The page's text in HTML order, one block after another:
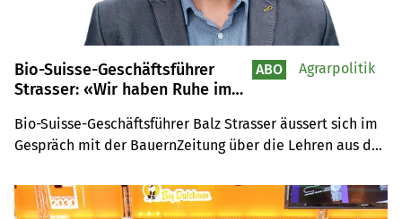
Bio-Suisse-Geschäftsführer
Strasser: «Wir haben Ruhe im
stimmen»
Bio-Suisse-Geschäftsführer Balz Strasser äussert sich im
Gespräch mit der BauernZeitung über die Lehren aus der
Herausforderungen und Pläne des Verbandes.
ABO Agrarpolitik